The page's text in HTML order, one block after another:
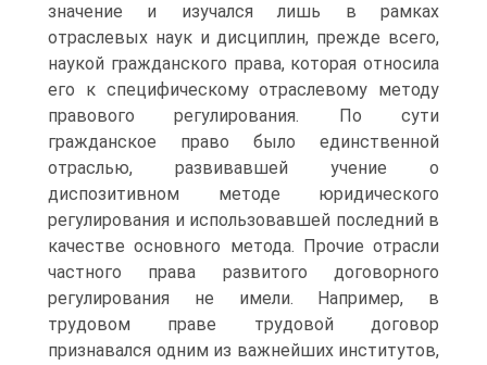
значение и изучался лишь в рамках
отраслевых наук и дисциплин, прежде всего,
наукой гражданского права, которая относила
его к специфическому отраслевому методу
правового регулирования. По сути
гражданское право было единственной
отраслью, развивавшей учение о
диспозитивном методе юридического
регулирования и использовавшей последний в
качестве основного метода. Прочие отрасли
частного права развитого договорного
регулирования не имели. Например, в
трудовом праве трудовой договор
признавался одним из важнейших институтов,